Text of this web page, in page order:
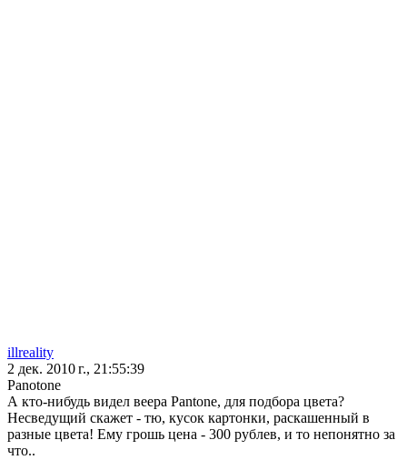
illreality
2 дек. 2010 г., 21:55:39
Panotone
А кто-нибудь видел веера Pantone, для подбора цвета?
Несведущий скажет - тю, кусок картонки, раскашенный в
разные цвета! Ему грошь цена - 300 рублев, и то непонятно за
что..